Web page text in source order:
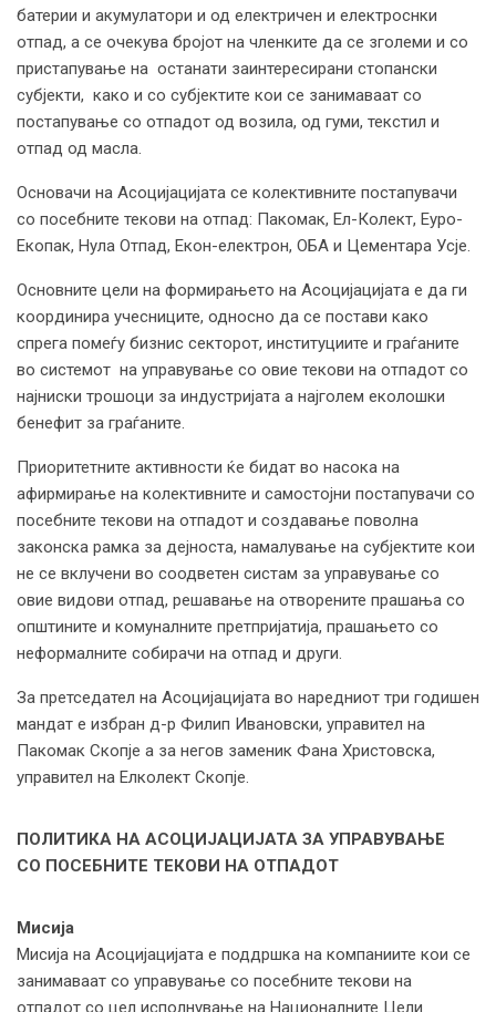
батерии и акумулатори и од електричен и електроснки
отпад, а се очекува бројот на членките да се зголеми и со
пристапување на останати заинтересирани стопански
субјекти, како и со субјектите кои се занимаваат со
постапување со отпадот од возила, од гуми, текстил и
отпад од масла.
Основачи на Асоцијацијата се колективните постапувачи
со посебните текови на отпад: Пакомак, Ел-Колект, Еуро-
Екопак, Нула Отпад, Екон-електрон, ОБА и Цементара Усје.
Основните цели на формирањето на Асоцијацијата е да ги
координира учесниците, односно да се постави како
спрега помеѓу бизнис секторот, институциите и граѓаните
во системот на управување со овие текови на отпадот со
најниски трошоци за индустријата а најголем еколошки
бенефит за граѓаните.
Приоритетните активности ќе бидат во насока на
афирмирање на колективните и самостојни постапувачи со
посебните текови на отпадот и создавање поволна
законска рамка за дејноста, намалување на субјектите кои
не се вклучени во соодветен систам за управување со
овие видови отпад, решавање на отворените прашања со
општините и комуналните претпријатија, прашањето со
неформалните собирачи на отпад и други.
За претседател на Асоцијацијата во наредниот три годишен
мандат е избран д-р Филип Ивановски, управител на
Пакомак Скопје а за негов заменик Фана Христовска,
управител на Елколект Скопје.
ПОЛИТИКА НА АСОЦИЈАЦИЈАТА ЗА УПРАВУВАЊЕ
СО ПОСЕБНИТЕ ТЕКОВИ НА ОТПАДОТ
Мисија
Мисија на Асоцијацијата е поддршка на компаниите кои се
занимаваат со управување со посебните текови на
отпадот со цел исполнување на Националните Цели